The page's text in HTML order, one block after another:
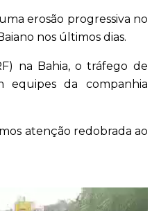
erosão progressiva no
nos últimos dias.
na Bahia, o tráfego de
da companhia
atenção redobrada ao